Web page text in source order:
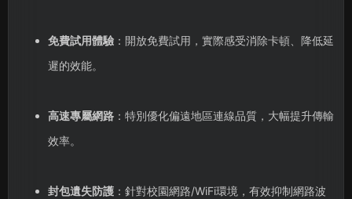
免費試用體驗：開放免費試用，實際感受消除卡頓、降低延
遲的效能。
高速專屬網路：特別優化偏遠地區連線品質，大幅提升傳輸
效率。
封包遺失防護：針對校園網路/WiFi環境，有效抑制網路波